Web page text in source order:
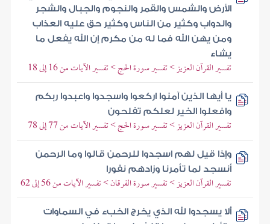
الأرض والشمس والقمر والنجوم والجبال والشجر
والدواب وكثير من الناس وكثير حق عليه العذاب
ومن يهن الله فما له من مكرم إن الله يفعل ما
يشاء
تفسير القرآن العزيز > تفسير سورة الحج > تفسير الآيات من 16 إلى 18
يا أيها الذين آمنوا اركعوا واسجدوا واعبدوا ربكم
وافعلوا الخير لعلكم تفلحون
تفسير القرآن العزيز > تفسير سورة الحج > تفسير الآيات من 77 إلى 78
وإذا قيل لهم اسجدوا للرحمن قالوا وما الرحمن
أنسجد لما تأمرنا وزادهم نفورا
تفسير القرآن العزيز > تفسير سورة الفرقان > تفسير الآيات من 56 إلى 62
ألا يسجدوا لله الذي يخرج الخبء في السماوات